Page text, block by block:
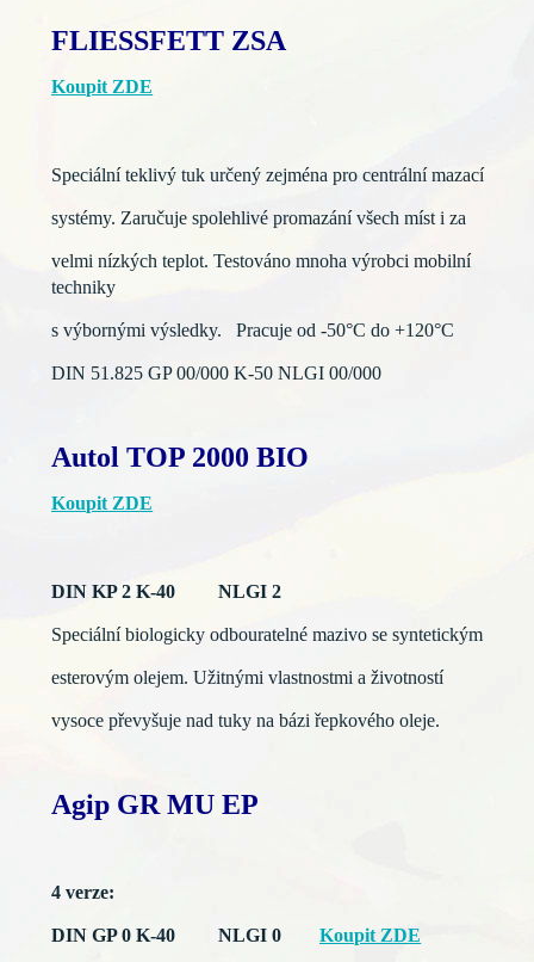
FLIESSFETT ZSA
Koupit ZDE
Speciální teklivý tuk určený zejména pro centrální mazací
systémy. Zaručuje spolehlivé promazání všech míst i za
velmi nízkých teplot. Testováno mnoha výrobci mobilní
techniky
s výbornými výsledky. Pracuje od -50°C do +120°C
DIN 51.825 GP 00/000 K-50 NLGI 00/000
Autol TOP 2000 BIO
Koupit ZDE
DIN KP 2 K-40 NLGI 2
Speciální biologicky odbouratelné mazivo se syntetickým
esterovým olejem. Užitnými vlastnostmi a životností
vysoce převyšuje nad tuky na bázi řepkového oleje.
Agip GR MU EP
4 verze:
DIN GP 0 K-40 NLGI 0Koupit ZDE